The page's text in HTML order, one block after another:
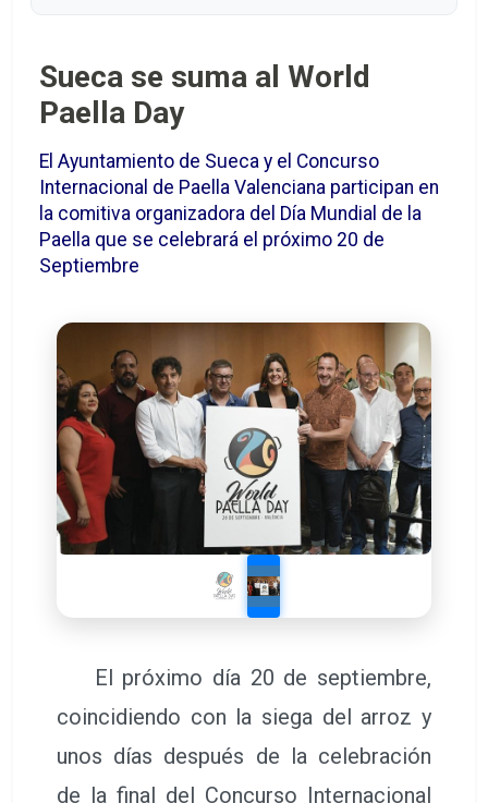
Sueca se suma al World
Paella Day
El Ayuntamiento de Sueca y el Concurso
Internacional de Paella Valenciana participan en
la comitiva organizadora del Día Mundial de la
Paella que se celebrará el próximo 20 de
Septiembre
El próximo día 20 de septiembre,
coincidiendo con la siega del arroz y
unos días después de la celebración
de la final del Concurso Internacional